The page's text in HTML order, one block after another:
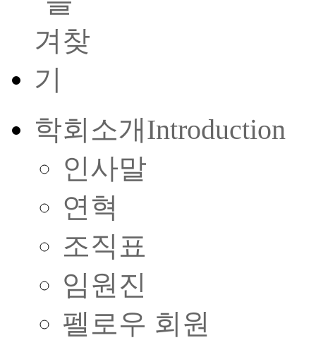
학회소개Introduction
인사말
연혁
조직표
임원진
펠로우 회원